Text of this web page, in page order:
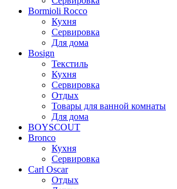
Bormioli Rocco
Кухня
Сервировка
Для дома
Bosign
Текстиль
Кухня
Сервировка
Отдых
Товары для ванной комнаты
Для дома
BOYSCOUT
Bronco
Кухня
Сервировка
Carl Oscar
Отдых